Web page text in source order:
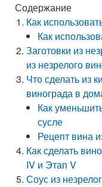
Содержание
Как
Как
Заготовки из
из незрелого
Что сделать из
винограда в
Как
сусле
Рецепт вина
Как сделать
IV и Этап V
Соус из